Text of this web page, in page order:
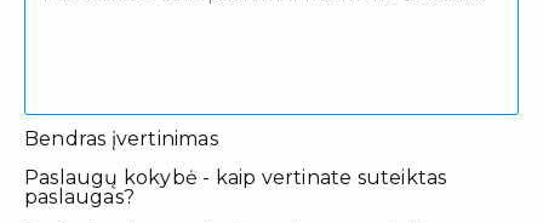
Bendras įvertinimas
Paslaugų kokybė - kaip vertinate suteiktas
paslaugas?